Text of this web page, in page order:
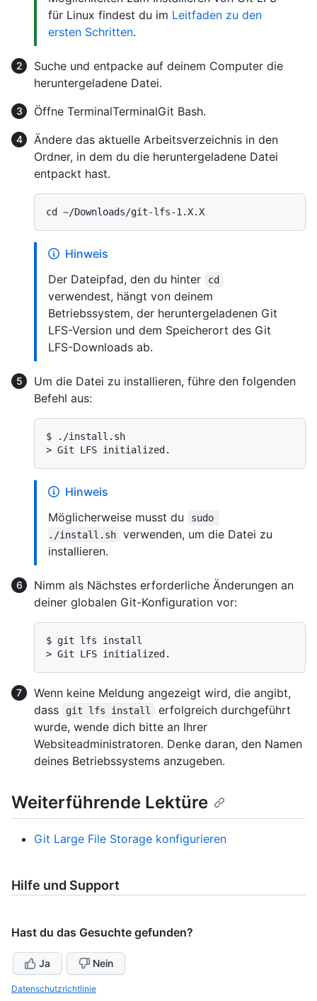
für Linux findest du im Leitfaden zu den
ersten Schritten.
Suche und entpacke auf deinem Computer die
heruntergeladene Datei.
Öffne TerminalTerminalGit Bash.
Ändere das aktuelle Arbeitsverzeichnis in den
Ordner, in dem du die heruntergeladene Datei
entpackt hast.
Hinweis
Der Dateipfad, den du hinter
cd
verwendest, hängt von deinem
Betriebssystem, der heruntergeladenen Git
LFS-Version und dem Speicherort des Git
LFS-Downloads ab.
Um die Datei zu installieren, führe den folgenden
Befehl aus:
$
./install.sh
> Git LFS initialized.
Hinweis
Möglicherweise musst du
sudo
./install.sh
verwenden, um die Datei zu
installieren.
Nimm als Nächstes erforderliche Änderungen an
deiner globalen Git-Konfiguration vor:
$ git lfs install
> Git LFS initialized.
Wenn keine Meldung angezeigt wird, die angibt,
dass
git lfs install
erfolgreich durchgeführt
wurde, wende dich bitte an Ihrer
Websiteadministratoren. Denke daran, den Namen
deines Betriebssystems anzugeben.
Weiterführende Lektüre
Git Large File Storage konfigurieren
Hilfe und Support
Hast du das Gesuchte gefunden?
Ja Nein
Datenschutzrichtlinie